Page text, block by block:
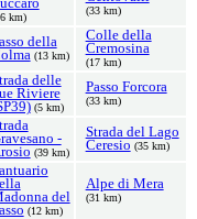
km)
(33 km)
della
(13 km)
Colle della
Cremosina
(17 km)
delle
Riviere
(5 km)
Passo Forcora
(33 km)
-
(39 km)
Strada del Lago
Ceresio (35 km)
del
(12 km)
Alpe di Mera
(31 km)